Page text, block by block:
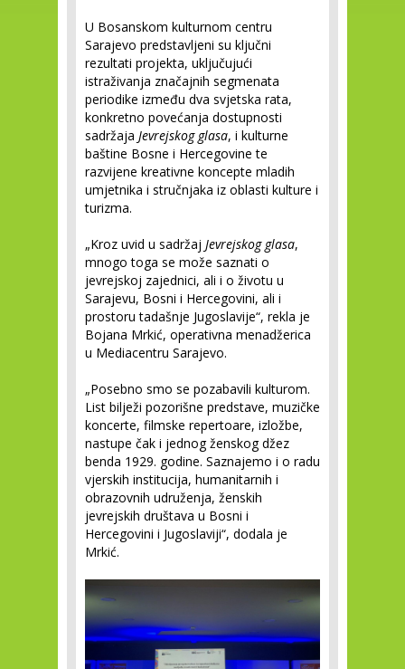
U Bosanskom kulturnom centru
Sarajevo predstavljeni su ključni
rezultati projekta, uključujući
istraživanja značajnih segmenata
periodike između dva svjetska rata,
konkretno povećanja dostupnosti
sadržaja Jevrejskog glasa, i kulturne
baštine Bosne i Hercegovine te
razvijene kreativne koncepte mladih
umjetnika i stručnjaka iz oblasti kulture i
turizma.
„Kroz uvid u sadržaj Jevrejskog glasa,
mnogo toga se može saznati o
jevrejskoj zajednici, ali i o životu u
Sarajevu, Bosni i Hercegovini, ali i
prostoru tadašnje Jugoslavije“, rekla je
Bojana Mrkić, operativna menadžerica
u Mediacentru Sarajevo.
„Posebno smo se pozabavili kulturom.
List bilježi pozorišne predstave, muzičke
koncerte, filmske repertoare, izložbe,
nastupe čak i jednog ženskog džez
benda 1929. godine. Saznajemo i o radu
vjerskih institucija, humanitarnih i
obrazovnih udruženja, ženskih
jevrejskih društava u Bosni i
Hercegovini i Jugoslaviji“, dodala je
Mrkić.